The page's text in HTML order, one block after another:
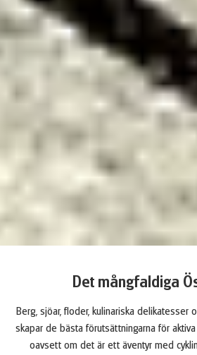
Det mångfaldiga
Berg, sjöar, floder, kulinariska delikatesser
skapar de bästa förutsättningarna för
oavsett om det är ett äventyr med